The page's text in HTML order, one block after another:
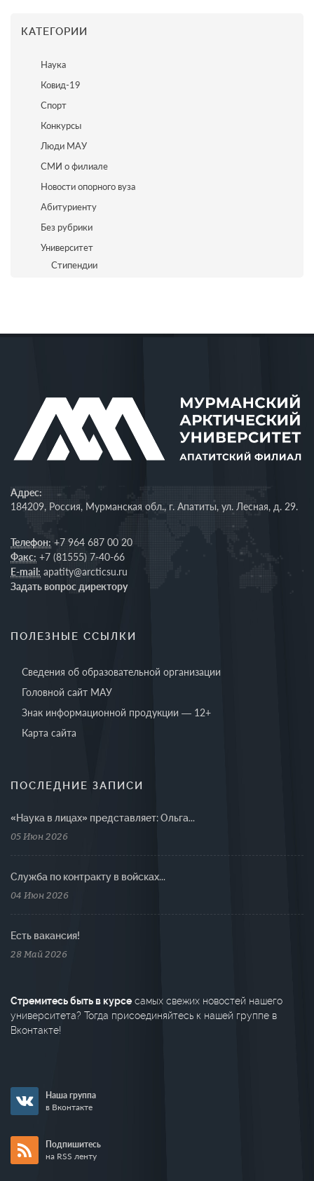
КАТЕГОРИИ
Наука
Ковид-19
Спорт
Конкурсы
Люди МАУ
СМИ о филиале
Новости опорного вуза
Абитуриенту
Без рубрики
Университет
Стипендии
Адрес:
184209, Россия, Мурманская обл., г. Апатиты, ул. Лесная, д. 29.
Телефон: +7 964 687 00 20
Факс: +7 (81555) 7-40-66
E-mail: apatity@arcticsu.ru
Задать вопрос директору
ПОЛЕЗНЫЕ ССЫЛКИ
Сведения об образовательной организации
Головной сайт МАУ
Знак информационной продукции — 12+
Карта сайта
ПОСЛЕДНИЕ ЗАПИСИ
«Наука в лицах» представляет: Ольга...
05 Июн 2026
Cлужба по контракту в войсках...
04 Июн 2026
Есть вакансия!
28 Май 2026
Стремитесь быть в курсе самых свежих новостей нашего
университета? Тогда присоединяйтесь к нашей группе в
Вконтакте!
Наша группа
в Вконтакте
Подпишитесь
на RSS ленту